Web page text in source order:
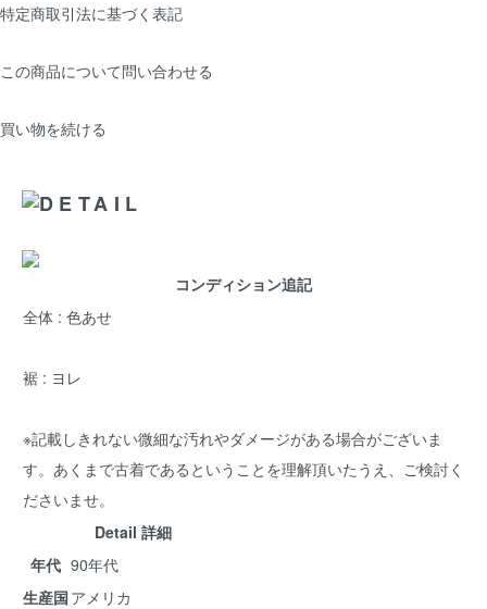
特定商取引法に基づく表記
この商品について問い合わせる
買い物を続ける
コンディション追記
全体 : 色あせ
裾 : ヨレ
※記載しきれない微細な汚れやダメージがある場合がございま
す。あくまで古着であるということを理解頂いたうえ、ご検討く
ださいませ。
Detail 詳細
年代 90年代
生産国 アメリカ